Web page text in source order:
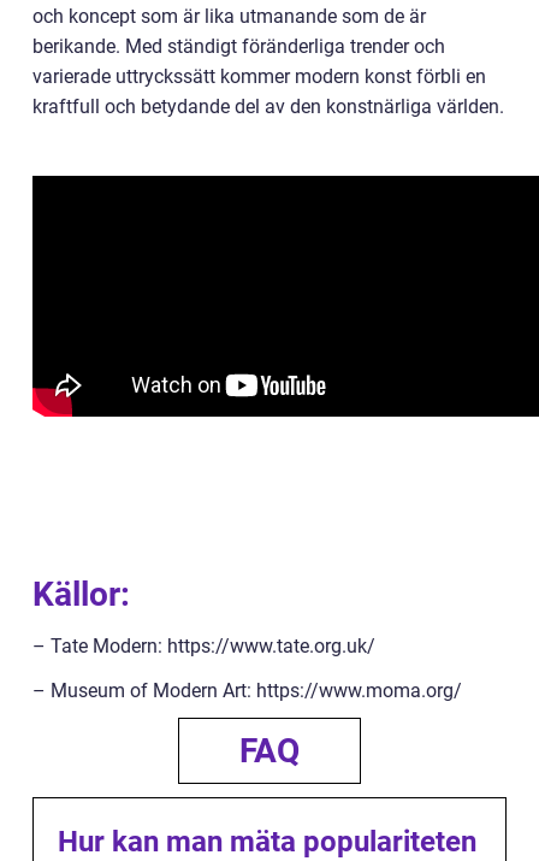
och koncept som är lika utmanande som de är
berikande. Med ständigt föränderliga trender och
varierade uttryckssätt kommer modern konst förbli en
kraftfull och betydande del av den konstnärliga världen.
Källor:
– Tate Modern: https://www.tate.org.uk/
– Museum of Modern Art: https://www.moma.org/
FAQ
Hur kan man mäta populariteten